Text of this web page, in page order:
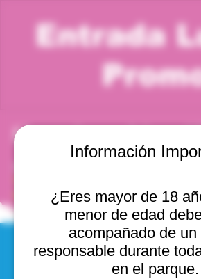
Información
¿Eres mayor de 18
menor de edad
acompañado de un
responsable durante
en el parque.
Entrada
Horario y
del Mar, Valparaíso, Chile